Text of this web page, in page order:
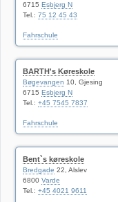
6715 Esbjerg N
Tel.: 75 12 45 43
Fahrschule
BARTH's Køreskole
Bøgevangen 10, Gjesing
6715 Esbjerg N
Tel.: +45 7545 7837
Fahrschule
Bent`s køreskole
Bredgade 22, Alslev
6800 Varde
Tel.: +45 4021 9611